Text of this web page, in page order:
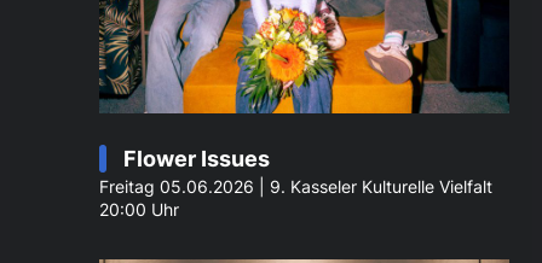
Flower Issues
Freitag 05.06.2026 | 9. Kasseler Kulturelle Vielfalt
20:00 Uhr